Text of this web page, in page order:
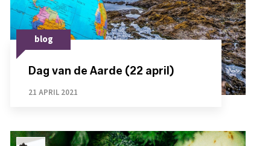
blog
Dag van de Aarde (22 april)
21 APRIL 2021